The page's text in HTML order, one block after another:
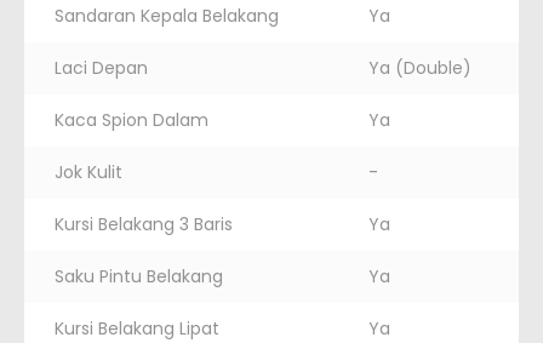
Sandaran Kepala Belakang Ya
Laci Depan Ya (Double)
Kaca Spion Dalam Ya
Jok Kulit -
Kursi Belakang 3 Baris Ya
Saku Pintu Belakang Ya
Kursi Belakang Lipat Ya